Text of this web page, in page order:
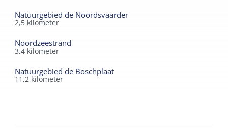
Natuurgebied de Noordsvaarder
2,5 kilometer
Noordzeestrand
3,4 kilometer
Natuurgebied de Boschplaat
11,2 kilometer